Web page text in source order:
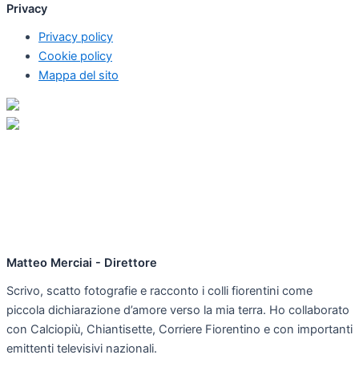
Privacy
Privacy policy
Cookie policy
Mappa del sito
Matteo Merciai - Direttore
Scrivo, scatto fotografie e racconto i colli fiorentini come
piccola dichiarazione d’amore verso la mia terra. Ho collaborato
con Calciopiù, Chiantisette, Corriere Fiorentino e con importanti
emittenti televisivi nazionali.